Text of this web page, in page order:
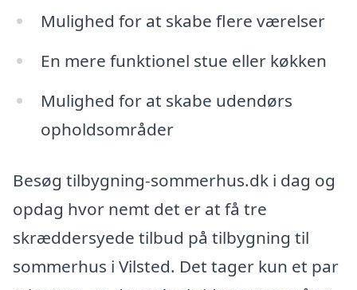
Mulighed for at skabe flere værelser
En mere funktionel stue eller køkken
Mulighed for at skabe udendørs
opholdsområder
Besøg tilbygning-sommerhus.dk i dag og
opdag hvor nemt det er at få tre
skræddersyede tilbud på tilbygning til
sommerhus i Vilsted. Det tager kun et par